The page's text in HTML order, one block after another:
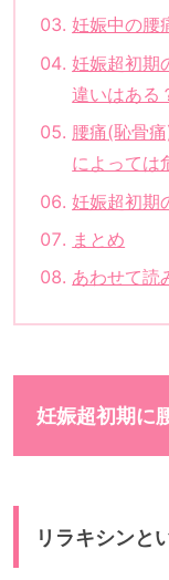
妊娠中の腰
妊娠超初期
違いはある
腰痛(恥骨
によっては
妊娠超初期
まとめ
あわせて読
妊娠超初期に
リラキシンと